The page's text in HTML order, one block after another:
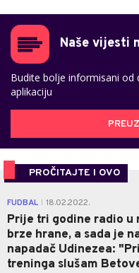
Naše vijesti
Budite bolje informisani od
aplikaciju
PROČITAJTE I OVO
FUDBAL 18.02.2022.
Prije tri godine radio u
brze hrane, a sada je
napadač Udinezea:
treninga slušam